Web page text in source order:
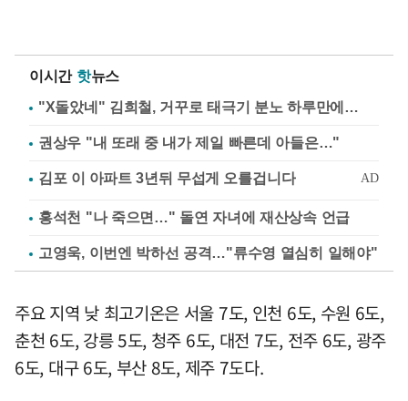
이시간 핫뉴스
"X돌았네" 김희철, 거꾸로 태극기 분노 하루만에…
권상우 "내 또래 중 내가 제일 빠른데 아들은…"
홍석천 "나 죽으면…" 돌연 자녀에 재산상속 언급
고영욱, 이번엔 박하선 공격…"류수영 열심히 일해야"
주요 지역 낮 최고기온은 서울 7도, 인천 6도, 수원 6도,
춘천 6도, 강릉 5도, 청주 6도, 대전 7도, 전주 6도, 광주
6도, 대구 6도, 부산 8도, 제주 7도다.